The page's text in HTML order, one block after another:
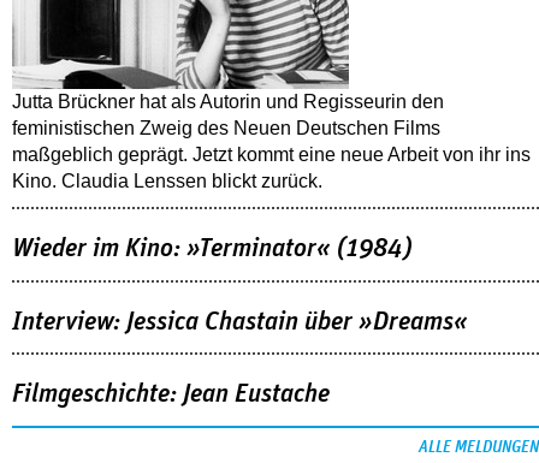
Jutta Brückner hat als Autorin und Regisseurin den
feministischen Zweig des Neuen Deutschen Films
maßgeblich geprägt. Jetzt kommt eine neue Arbeit von ihr ins
Kino. Claudia Lenssen blickt zurück.
Wieder im Kino: »Terminator« (1984)
Interview: Jessica Chastain über »Dreams«
Filmgeschichte: Jean Eustache
ALLE MELDUNGEN